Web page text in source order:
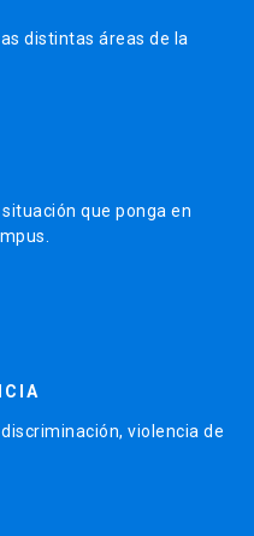
distintas áreas de la
que ponga en
violencia de